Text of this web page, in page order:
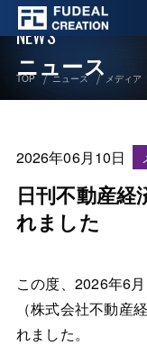
ニュース
NEWS
TOP ニュース メディア
日刊不動産経
れました
2026年06月10日
この度、2026年6
（株式会社不動産
れました。